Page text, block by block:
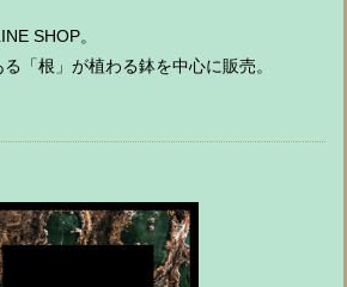
SHOP。
「根」が植わる鉢を中心に販売。